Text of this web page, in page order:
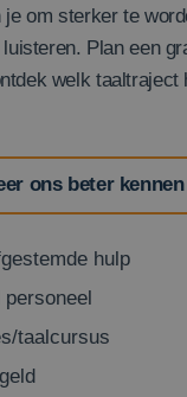
om sterker te
Plan een
welk taaltraject
ons beter kennen
hulp
personeel
taalcursus